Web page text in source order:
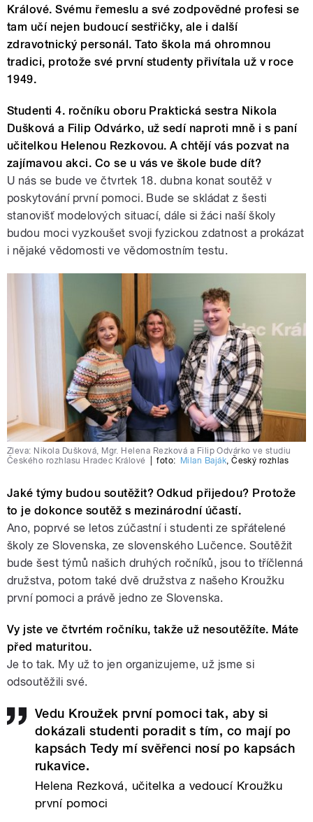
Králové. Svému řemeslu a své zodpovědné profesi se
tam učí nejen budoucí sestřičky, ale i další
zdravotnický personál. Tato škola má ohromnou
tradici, protože své první studenty přivítala už v roce
1949.
Studenti 4. ročníku oboru Praktická sestra Nikola
Dušková a Filip Odvárko, už sedí naproti mně i s paní
učitelkou Helenou Rezkovou. A chtějí vás pozvat na
zajímavou akci. Co se u vás ve škole bude dít?
U nás se bude ve čtvrtek 18. dubna konat soutěž v
poskytování první pomoci. Bude se skládat z šesti
stanovišť modelových situací, dále si žáci naší školy
budou moci vyzkoušet svoji fyzickou zdatnost a prokázat
i nějaké vědomosti ve vědomostním testu.
Zleva: Nikola Dušková, Mgr. Helena Rezková a Filip Odvárko ve studiu
Českého rozhlasu Hradec Králové
foto: Milan Baják,Český rozhlas
Jaké týmy budou soutěžit? Odkud přijedou? Protože
to je dokonce soutěž s mezinárodní účastí.
Ano, poprvé se letos zúčastní i studenti ze spřátelené
školy ze Slovenska, ze slovenského Lučence. Soutěžit
bude šest týmů našich druhých ročníků, jsou to tříčlenná
družstva, potom také dvě družstva z našeho Kroužku
první pomoci a právě jedno ze Slovenska.
Vy jste ve čtvrtém ročníku, takže už nesoutěžíte. Máte
před maturitou.
Je to tak. My už to jen organizujeme, už jsme si
odsoutěžili své.
Vedu Kroužek první pomoci tak, aby si
dokázali studenti poradit s tím, co mají po
kapsách Tedy mí svěřenci nosí po kapsách
rukavice.
Helena Rezková, učitelka a vedoucí Kroužku
první pomoci